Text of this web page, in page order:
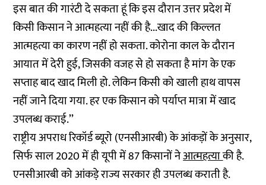
इस बात की गारंटी दे सकता हूं कि इस दौरान उत्तर प्रदेश में
किसी किसान ने आत्महत्या नहीं की है...खाद की किल्लत
आत्महत्या का कारण नहीं हो सकता. कोरोना काल के दौरान
आयात में देरी हुई, जिसकी वजह से हो सकता है मांग के एक
सप्ताह बाद खाद मिली हो. लेकिन किसी को खाली हाथ वापस
नहीं जाने दिया गया. हर एक किसान को पर्याप्त मात्रा में खाद
उपलब्ध कराई.’’
राष्ट्रीय अपराध रिकॉर्ड ब्यूरो (एनसीआरबी) के आंकड़ों के अनुसार,
सिर्फ साल 2020 में ही यूपी में 87 किसानों नेआत्महत्याकी है.
एनसीआरबी को आंकड़े राज्य सरकार ही उपलब्ध कराती है.